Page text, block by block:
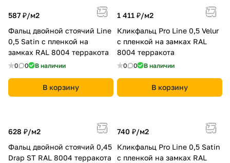
587 ₽/м2
Фальц двойной стоячий Line
0,5 Satin с пленкой на
замках RAL 8004 терракота
0 0 В наличии
В корзину
1 411 ₽/м2
Кликфальц Pro Line 0,5 Velur
с пленкой на замках RAL
8004 терракота
0 0 В наличии
В корзину
628 ₽/м2
Фальц двойной стоячий 0,45
Drap ST RAL 8004 терракота
740 ₽/м2
Кликфальц Pro Line 0,5 Satin
с пленкой на замках RAL